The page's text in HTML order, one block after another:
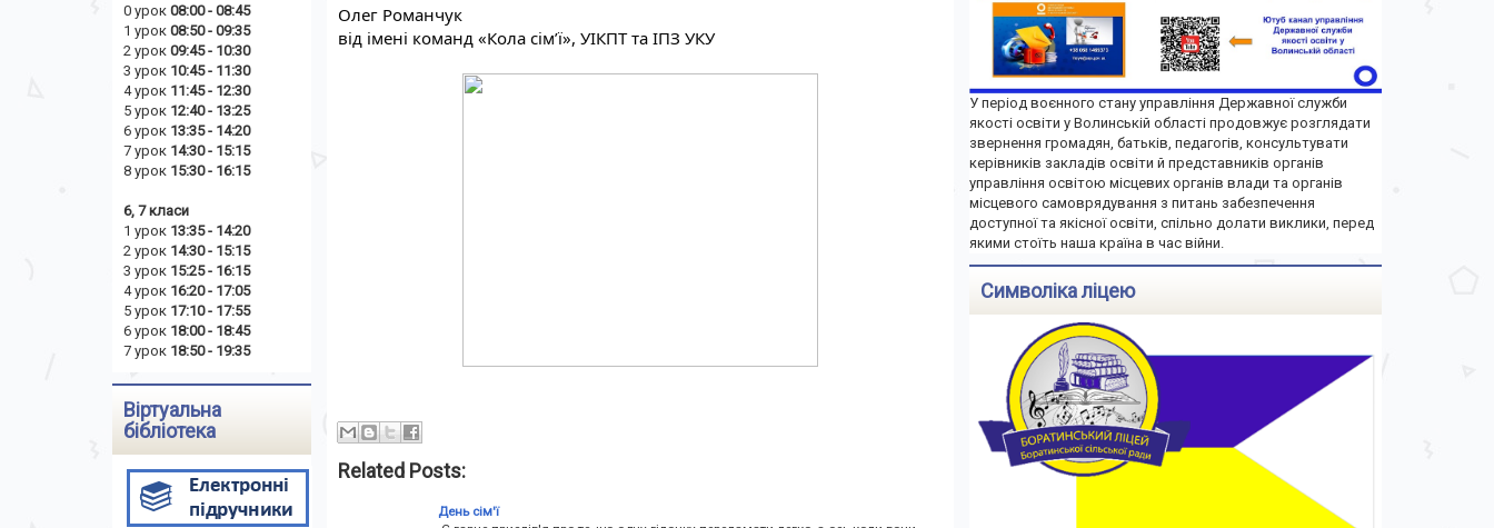
Олег Романчук
від імені команд «Кола сім’ї», УІКПТ та ІПЗ УКУ
Related Posts:
День сім'ї
0 урок 08:00 - 08:45
1 урок 08:50 - 09:35
2 урок 09:45 - 10:30
3 урок 10:45 - 11:30
4 урок 11:45 - 12:30
5 урок 12:40 - 13:25
6 урок 13:35 - 14:20
7 урок 14:30 - 15:15
8 урок 15:30 - 16:15
6, 7 класи
1 урок 13:35 - 14:20
2 урок 14:30 - 15:15
3 урок 15:25 - 16:15
4 урок 16:20 - 17:05
5 урок 17:10 - 17:55
6 урок 18:00 - 18:45
7 урок 18:50 - 19:35
Віртуальна
бібліотека
У період воєнного стану управління Державної служби
якості освіти у Волинській області продовжує розглядати
звернення громадян, батьків, педагогів, консультувати
керівників закладів освіти й представників органів
управління освітою місцевих органів влади та органів
місцевого самоврядування з питань забезпечення
доступної та якісної освіти, спільно долати виклики, перед
якими стоїть наша країна в час війни.
Символіка ліцею